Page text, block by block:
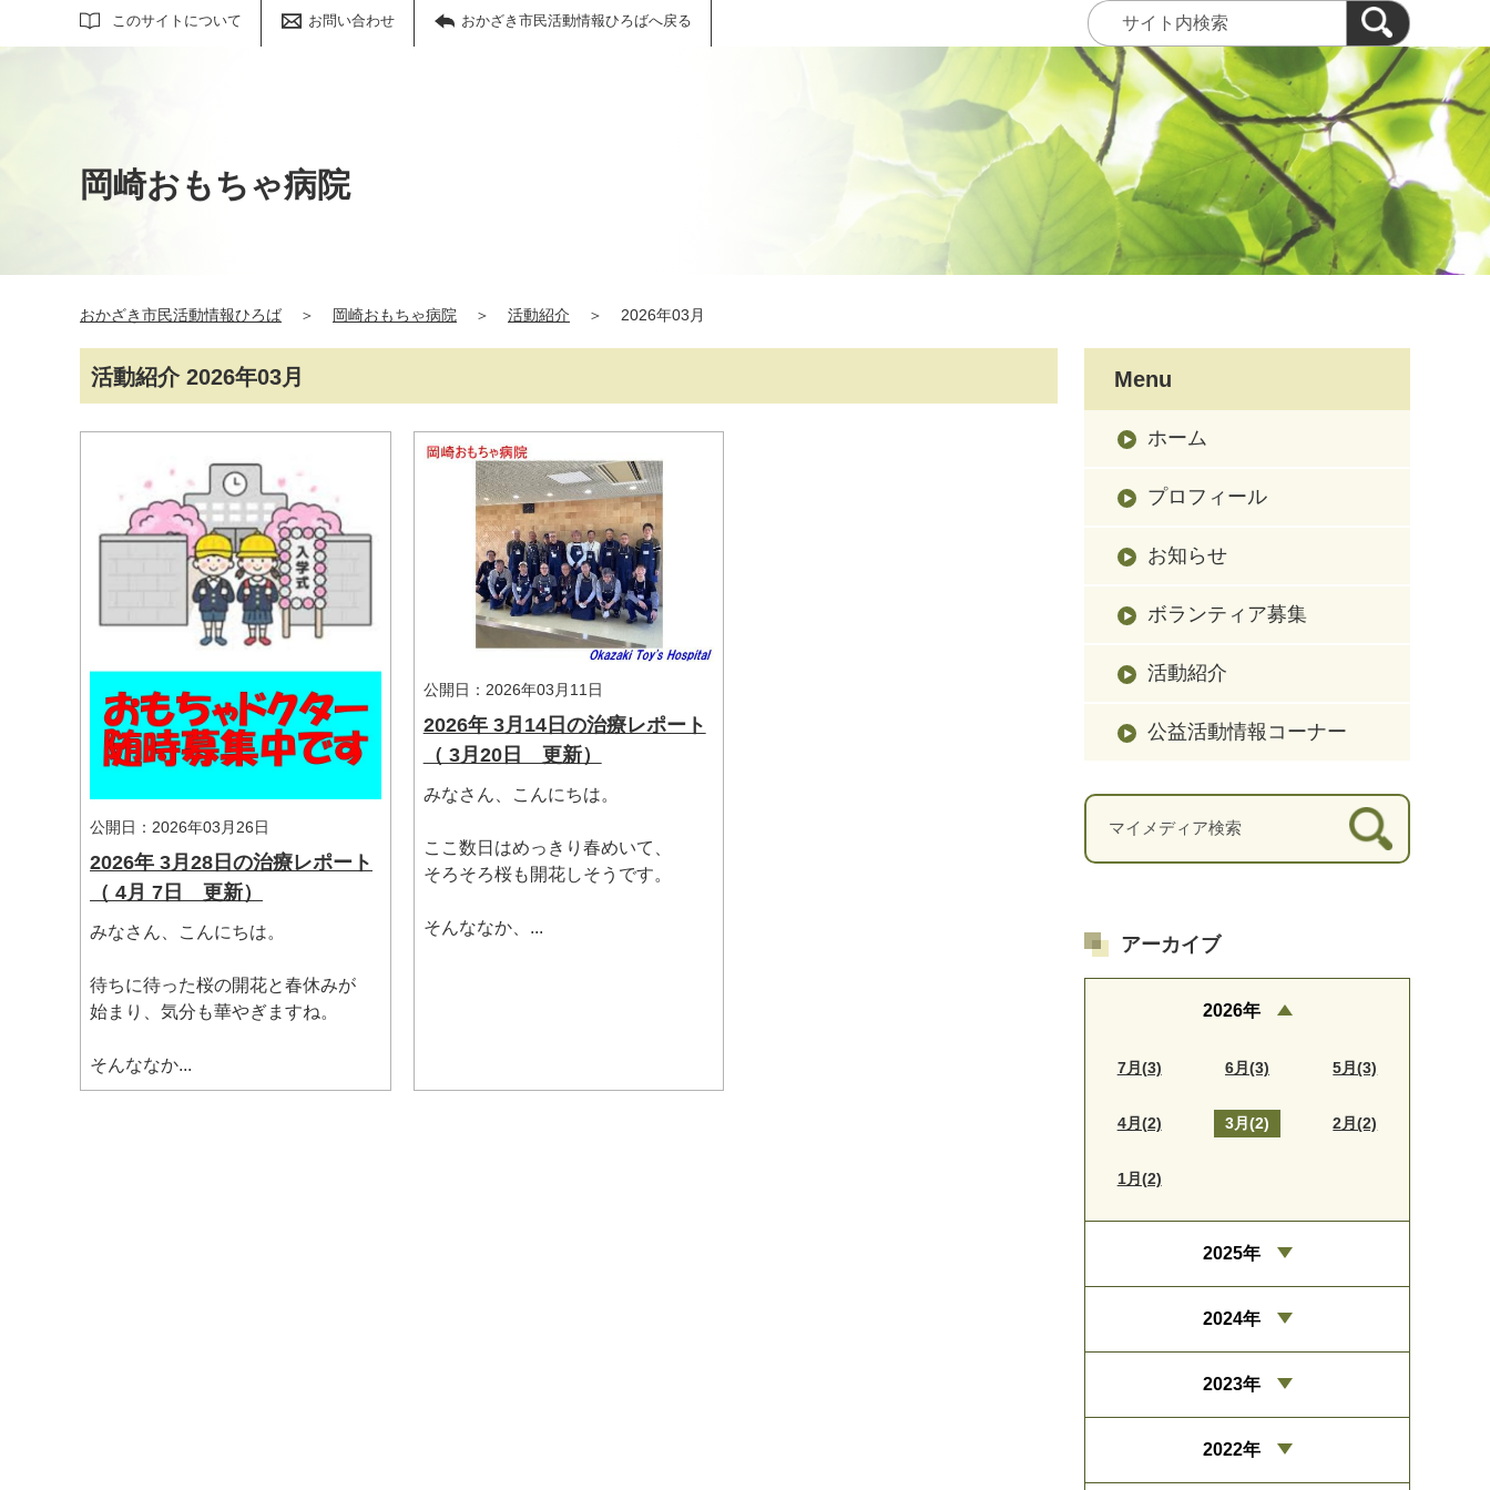
このサイトについて お問い合わせ おかざき市民活動情報ひろばへ戻る
サイト内検索
岡崎おもちゃ病院
おかざき市民活動情報ひろば ＞ 岡崎おもちゃ病院 ＞ 活動紹介 ＞ 2026年03月
活動紹介 2026年03月
公開日：2026年03月26日
2026年 3月28日の治療レポート
（ 4月 7日 更新）
みなさん、こんにちは。
待ちに待った桜の開花と春休みが
始まり、気分も華やぎますね。
そんななか...
公開日：2026年03月11日
2026年 3月14日の治療レポート
（ 3月20日 更新）
みなさん、こんにちは。
ここ数日はめっきり春めいて、
そろそろ桜も開花しそうです。
そんななか、...
Menu
ホーム
プロフィール
お知らせ
ボランティア募集
活動紹介
公益活動情報コーナー
アーカイブ
2026年
7月(3) 6月(3) 5月(3)
4月(2) 3月(2) 2月(2)
1月(2)
2025年
2024年
2023年
2022年